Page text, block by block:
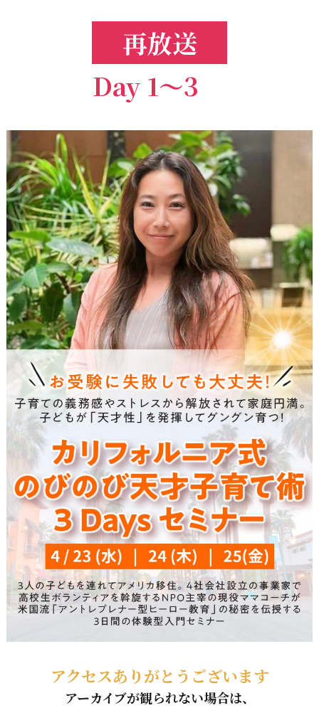
再放送
Day 1～3
アクセスありがとうございます
アーカイブが観られない場合は、